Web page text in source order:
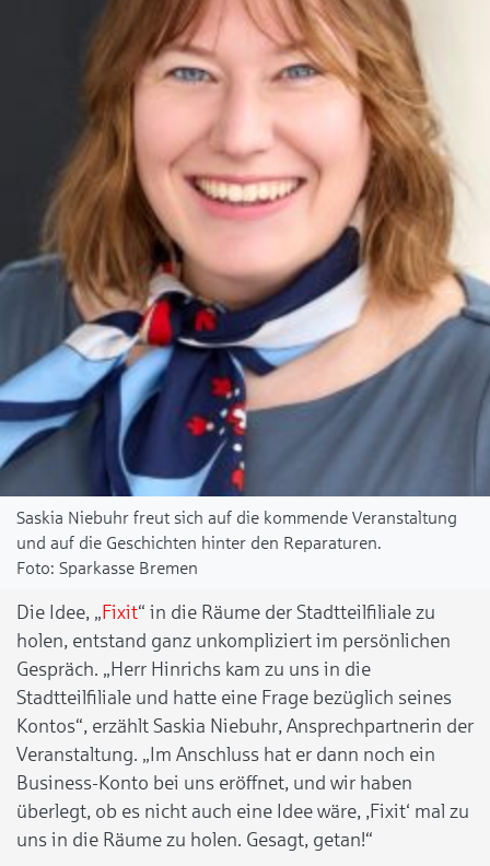
Saskia Niebuhr freut sich auf die kommende Veranstaltung
und auf die Geschichten hinter den Reparaturen.
Sparkasse Bremen
Die Idee, „Fixit“ in die Räume der Stadtteilfiliale zu
holen, entstand ganz unkompliziert im persönlichen
Gespräch. „Herr Hinrichs kam zu uns in die
Stadtteilfiliale und hatte eine Frage bezüglich seines
Kontos“, erzählt Saskia Niebuhr, Ansprechpartnerin der
Veranstaltung. „Im Anschluss hat er dann noch ein
Business-Konto bei uns eröffnet, und wir haben
überlegt, ob es nicht auch eine Idee wäre, ,Fixit‘ mal zu
uns in die Räume zu holen. Gesagt, getan!“